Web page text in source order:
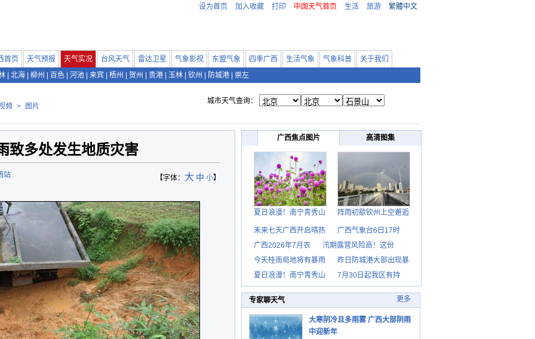
设为首页 加入收藏 打印 中国天气首页 生活 旅游 繁體中文
首页 天气预报 天气实况 台风天气 雷达卫星 气象影视 东盟气象 四季广西 生活气象 气象科普
关于我们
北海 柳州 百色 河池 来宾 梧州 贺州 贵港 玉林 钦州 防城港 崇左
频 > 图片
城市天气查询：
致多处发生地质灾害
【字体： 大 中 小】
站
广西焦点图片 高清图集
夏日浪漫！南宁青秀山 阵雨初歇钦州上空邂逅
未来七天广西开启晴热
广西气象台6日17时
广西2026年7月农
汛期露营风险高！这份
今天桂南局地将有暴雨
昨日防城港大部出现暴
夏日浪漫！南宁青秀山
7月30日起我区有持
专家聊天气 更多
大寒阴冷且多雨雾 广西大部阴雨
中迎新年